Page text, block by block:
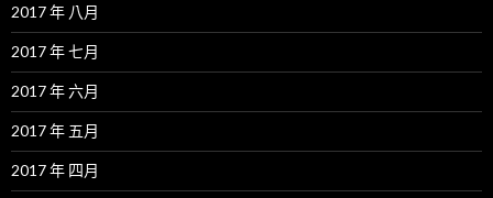
2017 年 八月
2017 年 七月
2017 年 六月
2017 年 五月
2017 年 四月